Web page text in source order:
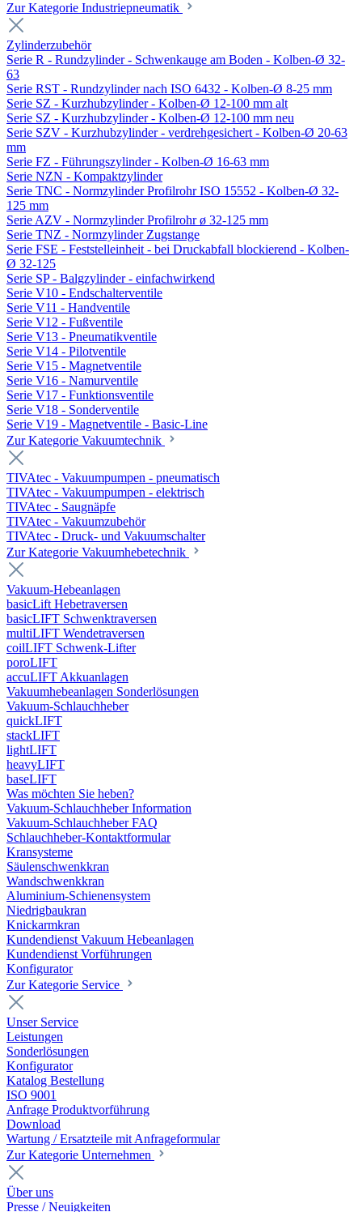
Zur Kategorie Industriepneumatik
Zylinderzubehör
Serie R - Rundzylinder - Schwenkauge am Boden - Kolben-Ø 32-
63
Serie RST - Rundzylinder nach ISO 6432 - Kolben-Ø 8-25 mm
Serie SZ - Kurzhubzylinder - Kolben-Ø 12-100 mm alt
Serie SZ - Kurzhubzylinder - Kolben-Ø 12-100 mm neu
Serie SZV - Kurzhubzylinder - verdrehgesichert - Kolben-Ø 20-63
mm
Serie FZ - Führungszylinder - Kolben-Ø 16-63 mm
Serie NZN - Kompaktzylinder
Serie TNC - Normzylinder Profilrohr ISO 15552 - Kolben-Ø 32-
125 mm
Serie AZV - Normzylinder Profilrohr ø 32-125 mm
Serie TNZ - Normzylinder Zugstange
Serie FSE - Feststelleinheit - bei Druckabfall blockierend - Kolben-
Ø 32-125
Serie SP - Balgzylinder - einfachwirkend
Serie V10 - Endschalterventile
Serie V11 - Handventile
Serie V12 - Fußventile
Serie V13 - Pneumatikventile
Serie V14 - Pilotventile
Serie V15 - Magnetventile
Serie V16 - Namurventile
Serie V17 - Funktionsventile
Serie V18 - Sonderventile
Serie V19 - Magnetventile - Basic-Line
Zur Kategorie Vakuumtechnik
TIVAtec - Vakuumpumpen - pneumatisch
TIVAtec - Vakuumpumpen - elektrisch
TIVAtec - Saugnäpfe
TIVAtec - Vakuumzubehör
TIVAtec - Druck- und Vakuumschalter
Zur Kategorie Vakuumhebetechnik
Vakuum-Hebeanlagen
basicLift Hebetraversen
basicLIFT Schwenktraversen
multiLIFT Wendetraversen
coilLIFT Schwenk-Lifter
poroLIFT
accuLIFT Akkuanlagen
Vakuumhebeanlagen Sonderlösungen
Vakuum-Schlauchheber
quickLIFT
stackLIFT
lightLIFT
heavyLIFT
baseLIFT
Was möchten Sie heben?
Vakuum-Schlauchheber Information
Vakuum-Schlauchheber FAQ
Schlauchheber-Kontaktformular
Kransysteme
Säulenschwenkkran
Wandschwenkkran
Aluminium-Schienensystem
Niedrigbaukran
Knickarmkran
Kundendienst Vakuum Hebeanlagen
Kundendienst Vorführungen
Konfigurator
Zur Kategorie Service
Unser Service
Leistungen
Sonderlösungen
Konfigurator
Katalog Bestellung
ISO 9001
Anfrage Produktvorführung
Download
Wartung / Ersatzteile mit Anfrageformular
Zur Kategorie Unternehmen
Über uns
Presse / Neuigkeiten